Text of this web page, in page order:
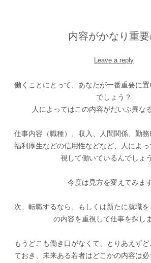
内容がかなり重要
Leave a reply
働くことにとって、あなたが一番重要に
でしょう？
人によってはこの内容がだいぶ異な
仕事内容（職種）、収入、人間関係、勤
福利厚生などの信用性などなど、人によ
視して働いているんでしょ
今度は見方を変えてみます
次、転職するなら、もしくは新たに就職
の内容を重視して仕事を探し
もうどこも働き口がなくて、とりあえず
ておき、未来ある若者はどこかの内容は